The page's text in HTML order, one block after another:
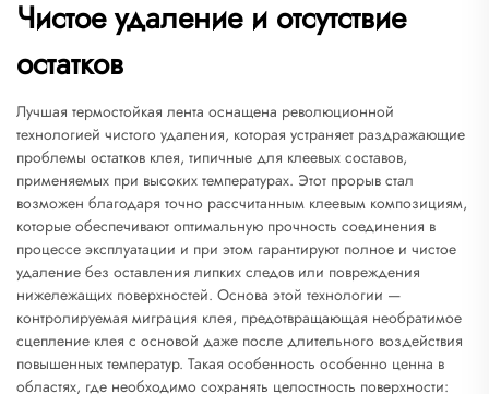
Чистое удаление и отсутствие
остатков
Лучшая термостойкая лента оснащена революционной
технологией чистого удаления, которая устраняет раздражающие
проблемы остатков клея, типичные для клеевых составов,
применяемых при высоких температурах. Этот прорыв стал
возможен благодаря точно рассчитанным клеевым композициям,
которые обеспечивают оптимальную прочность соединения в
процессе эксплуатации и при этом гарантируют полное и чистое
удаление без оставления липких следов или повреждения
нижележащих поверхностей. Основа этой технологии —
контролируемая миграция клея, предотвращающая необратимое
сцепление клея с основой даже после длительного воздействия
повышенных температур. Такая особенность особенно ценна в
областях, где необходимо сохранять целостность поверхности: